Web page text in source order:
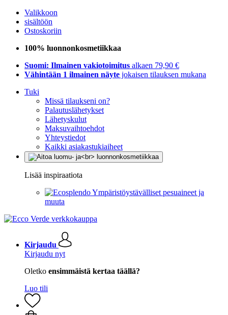
Valikkoon
sisältöön
Ostoskoriin
100% luonnonkosmetiikkaa
Suomi: Ilmainen vakiotoimitus alkaen 79,90 €
Vähintään 1 ilmainen näyte jokaisen tilauksen mukana
Tuki
Missä tilaukseni on?
Palautuslähetykset
Lähetyskulut
Maksuvaihtoehdot
Yhteystiedot
Kaikki asiakastukiaiheet
Lisää inspiraatiota
Ympäristöystävälliset pesuaineet ja
muuta
Kirjaudu
Kirjaudu nyt
Oletko ensimmäistä kertaa täällä?
Luo tili